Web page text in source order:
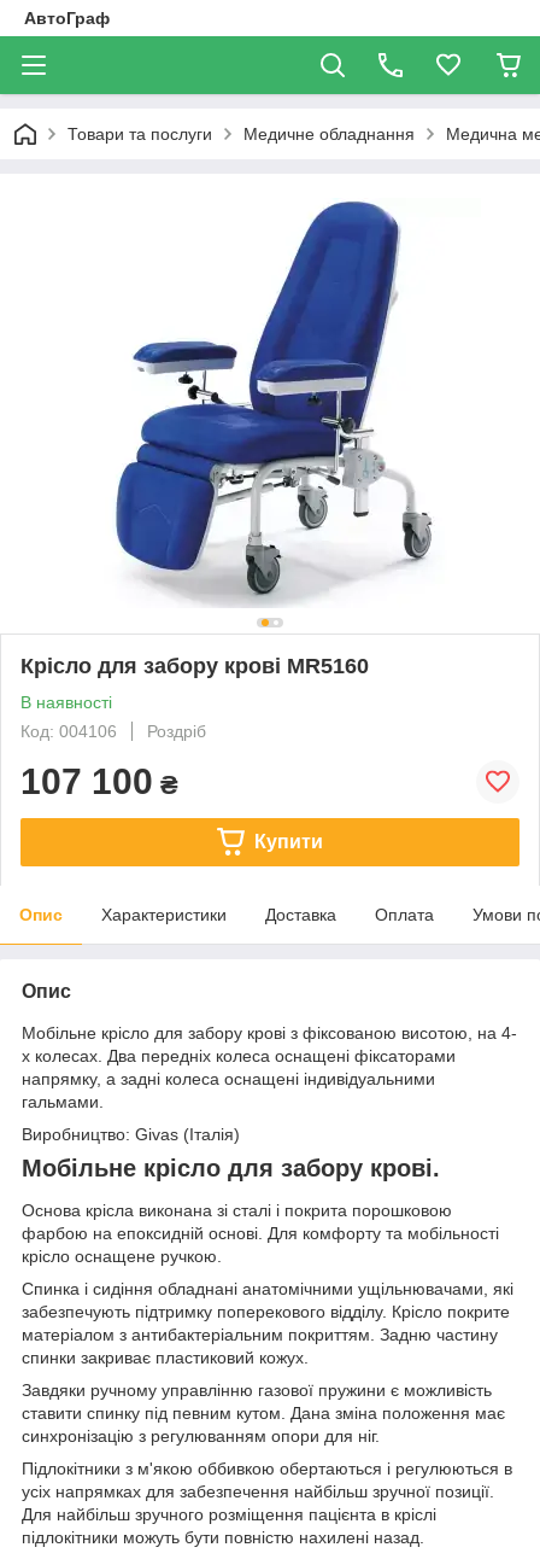
АвтоГраф
Товари та послуги Медичне обладнання Медична
Крісло для забору крові MR5160
В наявності
Код: 004106
Роздріб
107 100 ₴
Купити
Опис Характеристики Доставка Оплата Умови
Опис
Мобільне крісло для забору крові з фіксованою висотою, на 4-
х колесах. Два передніх колеса оснащені фіксаторами
напрямку, а задні колеса оснащені індивідуальними
гальмами.
Виробництво: Givas (Італія)
Мобільне крісло для забору крові.
Основа крісла виконана зі сталі і покрита порошковою
фарбою на епоксидній основі. Для комфорту та мобільності
крісло оснащене ручкою.
Спинка і сидіння обладнані анатомічними ущільнювачами, які
забезпечують підтримку поперекового відділу. Крісло покрите
матеріалом з антибактеріальним покриттям. Задню частину
спинки закриває пластиковий кожух.
Завдяки ручному управлінню газової пружини є можливість
ставити спинку під певним кутом. Дана зміна положення має
синхронізацію з регулюванням опори для ніг.
Підлокітники з м'якою оббивкою обертаються і регулюються в
усіх напрямках для забезпечення найбільш зручної позиції.
Для найбільш зручного розміщення пацієнта в кріслі
підлокітники можуть бути повністю нахилені назад.